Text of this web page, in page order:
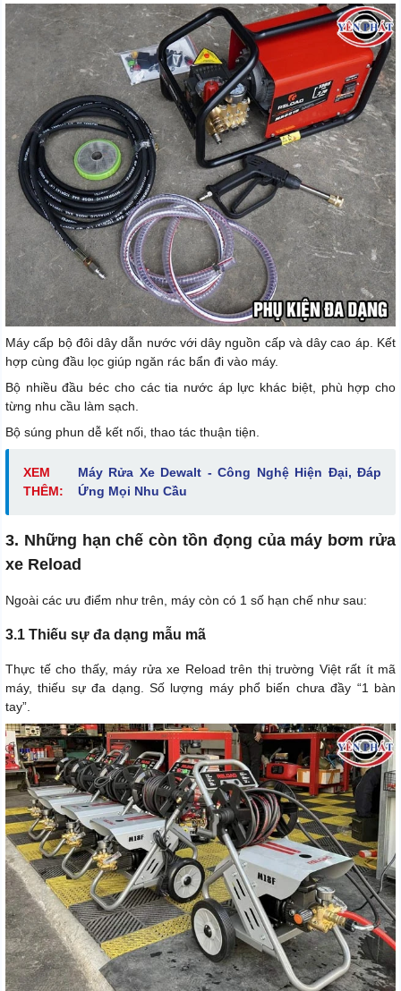
Máy cấp bộ đôi dây dẫn nước với dây nguồn cấp và dây cao áp. Kết
hợp cùng đầu lọc giúp ngăn rác bẩn đi vào máy.
Bộ nhiều đầu béc cho các tia nước áp lực khác biệt, phù hợp cho
từng nhu cầu làm sạch.
Bộ súng phun dễ kết nối, thao tác thuận tiện.
XEM
THÊM:
Máy Rửa Xe Dewalt - Công Nghệ Hiện Đại, Đáp
Ứng Mọi Nhu Cầu
3. Những hạn chế còn tồn đọng của máy bơm rửa
xe Reload
Ngoài các ưu điểm như trên, máy còn có 1 số hạn chế như sau:
3.1 Thiếu sự đa dạng mẫu mã
Thực tế cho thấy, máy rửa xe Reload trên thị trường Việt rất ít mã
máy, thiếu sự đa dạng. Số lượng máy phổ biến chưa đầy “1 bàn
tay”.